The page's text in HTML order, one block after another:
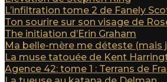
L’infiltration tome 2 de Fanely
Ton sourire sur son visage de
The initiation d’Erin Graham
Ma belle-mère me déteste (mais
La muse tatouée de Kent
Agence 42: tome 1 : Terrans de